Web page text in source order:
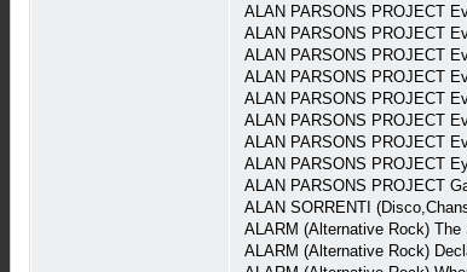
ALAN PARSONS PROJECT
ALAN PARSONS PROJECT
ALAN PARSONS PROJECT
ALAN PARSONS PROJECT
ALAN PARSONS PROJECT
ALAN PARSONS PROJECT
ALAN PARSONS PROJECT
ALAN PARSONS PROJECT
ALAN PARSONS PROJECT
ALAN SORRENTI
ALARM (Alternative Rock)
ALARM (Alternative Rock)